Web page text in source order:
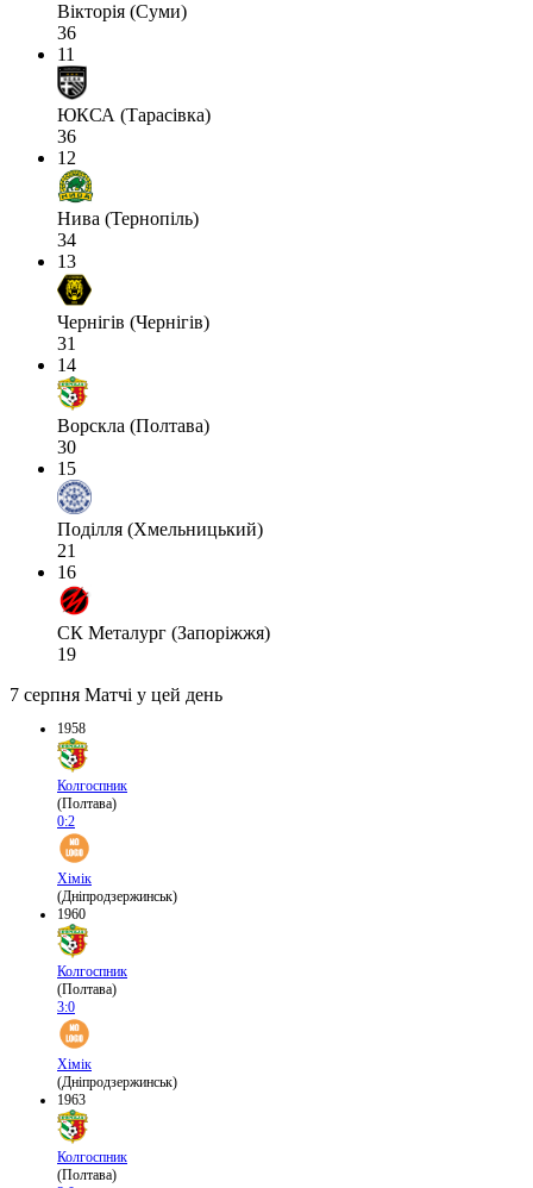
Вікторія (Суми)
36
11
ЮКСА (Тарасівка)
36
12
Нива (Тернопіль)
34
13
Чернігів (Чернігів)
31
14
Ворскла (Полтава)
30
15
Поділля (Хмельницький)
21
16
СК Металург (Запоріжжя)
19
7 серпня Матчі у цей день
1958
Колгоспник
(Полтава)
0:2
Хімік
(Дніпродзержинськ)
1960
Колгоспник
(Полтава)
3:0
Хімік
(Дніпродзержинськ)
1963
Колгоспник
(Полтава)